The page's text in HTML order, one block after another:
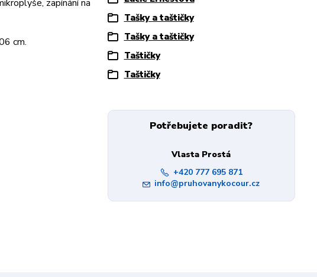
zapínání na
cm.
Tašky a taštičky
Tašky a taštičky
Taštičky
Taštičky
Potřebujete poradit?
Vlasta Prostá
+420 777 695 871
info@pruhovanykocour.cz